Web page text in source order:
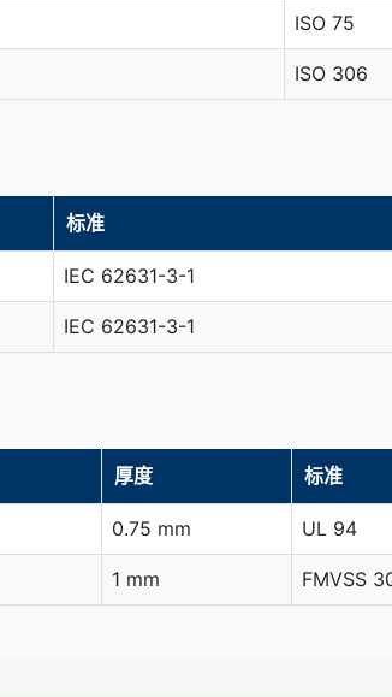
ISO 75
ISO 306
标准
IEC 62631-3-1
IEC 62631-3-1
厚度 标准
0.75 mm UL 94
1 mm FMVSS